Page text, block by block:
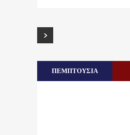
ΠΕΜΠΤΟΥΣΙΑ